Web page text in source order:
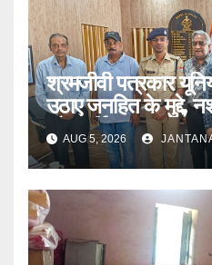
श्रमजीवी पत्रकार
उठाए जनहित के मुद्दे,
और पार्किंग व्यवस्था पर
AUG 5, 2026